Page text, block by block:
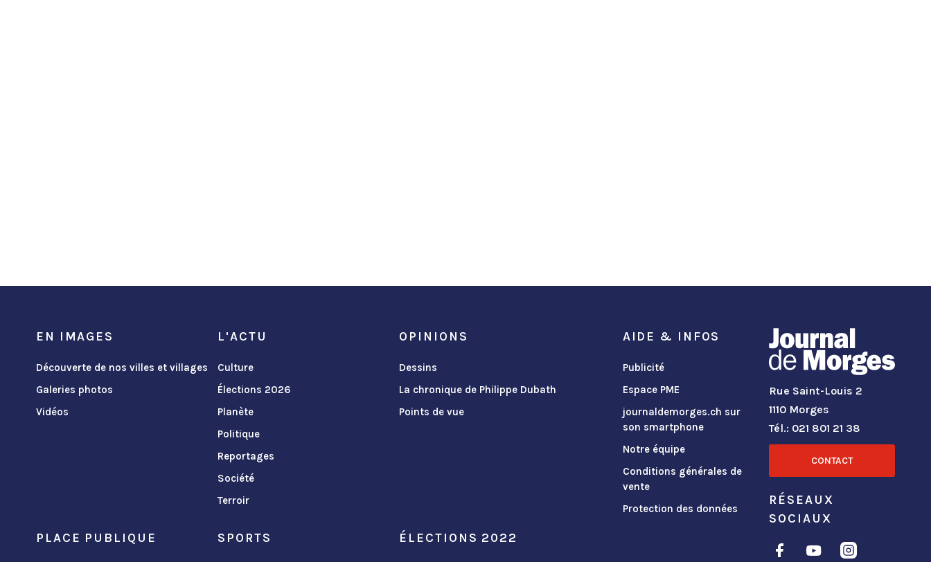
EN IMAGES
Découverte de nos villes et villages
Galeries photos
Vidéos
L'ACTU
Culture
Élections 2026
Planète
Politique
Reportages
Société
Terroir
OPINIONS
Dessins
La chronique de Philippe Dubath
Points de vue
PLACE PUBLIQUE SPORTS ÉLECTIONS 2022
AIDE & INFOS
Publicité
Espace PME
journaldemorges.ch sur
son smartphone
Notre équipe
Conditions générales de
vente
Protection des données
Rue Saint-Louis 2
1110 Morges
Tél.: 021 801 21 38
CONTACT
RÉSEAUX
SOCIAUX